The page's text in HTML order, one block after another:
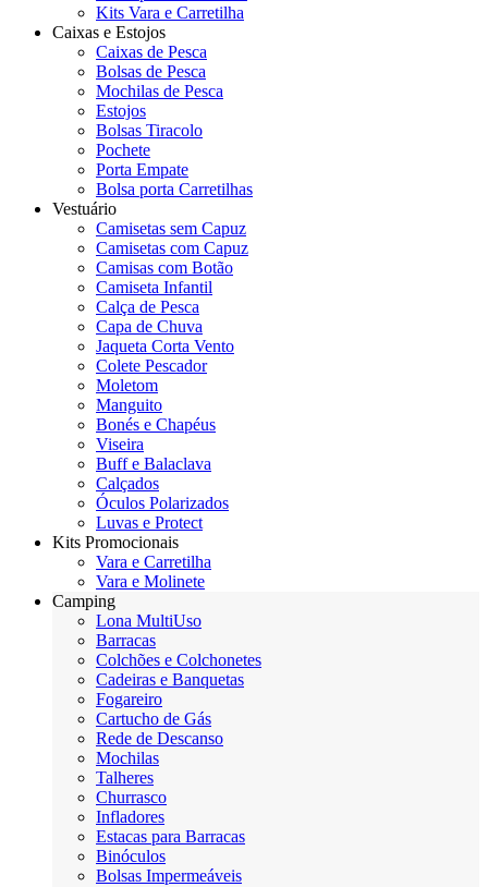
Kits Vara e Carretilha
Caixas e Estojos
Caixas de Pesca
Bolsas de Pesca
Mochilas de Pesca
Estojos
Bolsas Tiracolo
Pochete
Porta Empate
Bolsa porta Carretilhas
Vestuário
Camisetas sem Capuz
Camisetas com Capuz
Camisas com Botão
Camiseta Infantil
Calça de Pesca
Capa de Chuva
Jaqueta Corta Vento
Colete Pescador
Moletom
Manguito
Bonés e Chapéus
Viseira
Buff e Balaclava
Calçados
Óculos Polarizados
Luvas e Protect
Kits Promocionais
Vara e Carretilha
Vara e Molinete
Camping
Lona MultiUso
Barracas
Colchões e Colchonetes
Cadeiras e Banquetas
Fogareiro
Cartucho de Gás
Rede de Descanso
Mochilas
Talheres
Churrasco
Infladores
Estacas para Barracas
Binóculos
Bolsas Impermeáveis